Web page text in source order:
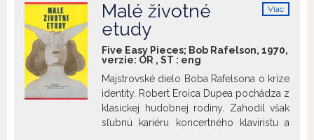
Gestapo. Podarí sa mu utiecť a vedie
skupinu odboja v Marseille... Melville do
filmu dodal aj niekoľko vlastných
skúseností z odboja. Film bol spočiatku
negatívne prijímaný v kontexte udalostí
po máji 1968 vo Francúzsku, prezident
De Gaulle bol značne nepopulárny (v
apríli roku 1969 odstúpil z postu
Viac
Malé životné
etudy
Five Easy Pieces; Bob Rafelson, 1970,
verzie: OR , ST : eng
Majstrovské dielo Boba Rafelsona o kríze
identity. Robert Eroica Dupea pochádza z
klasickej hudobnej rodiny. Zahodil však
sľubnú kariéru koncertného klaviristu a